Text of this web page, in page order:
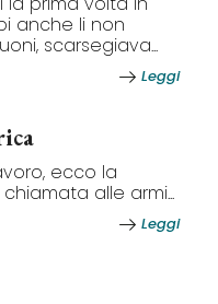
anche li non
scarsegiava...
Leggi
ecco la
alle armi...
Leggi